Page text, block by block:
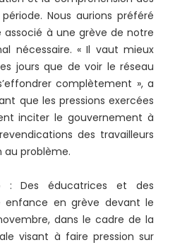
Nous aurions préféré
à une grève de notre
nécessaire. « Il vaut mieux
jours que de voir le réseau
complètement », a
que les pressions exercées
inciter le gouvernement à
des travailleurs
au problème.
: Des éducatrices et des
enfance en grève devant le
dans le cadre de la
visant à faire pression sur